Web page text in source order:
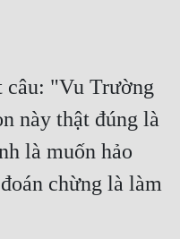
câu: "Vu Trường
này thật đúng là
là muốn hảo
chừng là làm